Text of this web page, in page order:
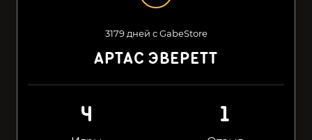
3179 дней с GabeStore
АРТАС ЭВЕРЕТТ
4 1